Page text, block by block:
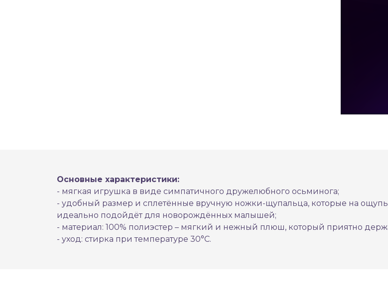
Основные характеристики:
- мягкая игрушка в виде симпатичного дружелюбного осьминога;
- удобный размер и сплетённые вручную ножки-щупальца, которые на
идеально подойдёт для новорождённых малышей;
- материал: 100% полиэстер – мягкий и нежный плюш, который приятно
- уход: стирка при температуре 30°С.